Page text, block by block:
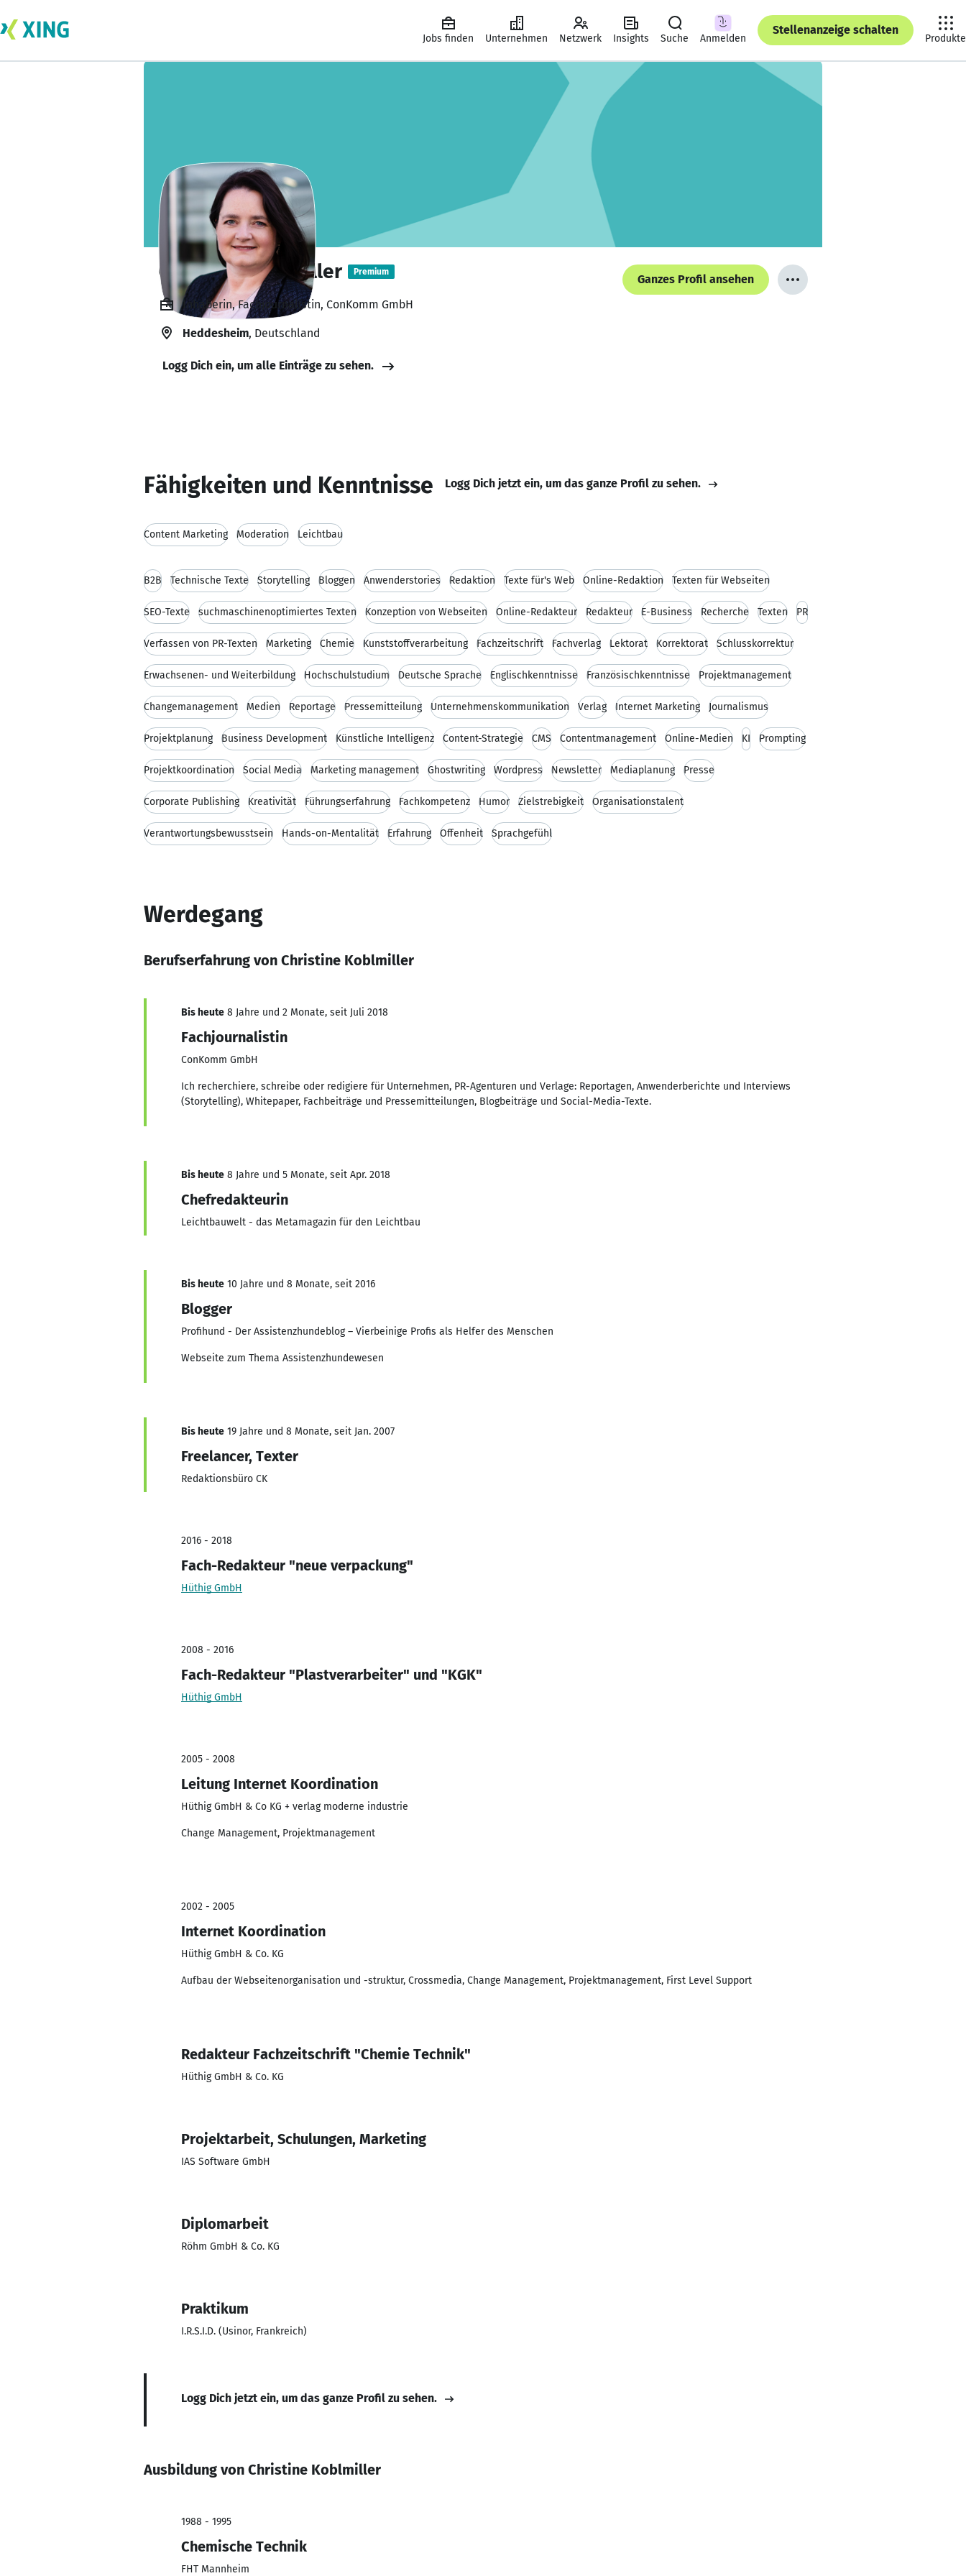
Jobs finden Unternehmen Netzwerk Insights Suche Anmelden
Stellenanzeige schalten
Produkte
Christine Koblmiller Premium
Ganzes Profil ansehen
Inhaberin, Fachjournalistin, ConKomm GmbH
Heddesheim, Deutschland
Logg Dich ein, um alle Einträge zu sehen.
Fähigkeiten und Kenntnisse Logg Dich jetzt ein, um das ganze Profil zu sehen.
Content Marketing Moderation Leichtbau
B2B Technische Texte Storytelling Bloggen Anwenderstories Redaktion Texte für's Web Online-Redaktion Texten für Webseiten
SEO-Texte suchmaschinenoptimiertes Texten Konzeption von Webseiten Online-Redakteur Redakteur E-Business Recherche Texten PR
Verfassen von PR-Texten Marketing Chemie Kunststoffverarbeitung Fachzeitschrift Fachverlag Lektorat Korrektorat Schlusskorrektur
Erwachsenen- und Weiterbildung Hochschulstudium Deutsche Sprache Englischkenntnisse Französischkenntnisse Projektmanagement
Changemanagement Medien Reportage Pressemitteilung Unternehmenskommunikation Verlag Internet Marketing Journalismus
Projektplanung Business Development Künstliche Intelligenz Content-Strategie CMS Contentmanagement Online-Medien KI Prompting
Projektkoordination Social Media Marketing management Ghostwriting Wordpress Newsletter Mediaplanung Presse
Corporate Publishing Kreativität Führungserfahrung Fachkompetenz Humor Zielstrebigkeit Organisationstalent
Verantwortungsbewusstsein Hands-on-Mentalität Erfahrung Offenheit Sprachgefühl
Werdegang
Berufserfahrung von Christine Koblmiller
Bis heute 8 Jahre und 2 Monate, seit Juli 2018
Fachjournalistin
ConKomm GmbH
Ich recherchiere, schreibe oder redigiere für Unternehmen, PR-Agenturen und Verlage: Reportagen, Anwenderberichte und Interviews
(Storytelling), Whitepaper, Fachbeiträge und Pressemitteilungen, Blogbeiträge und Social-Media-Texte.
Bis heute 8 Jahre und 5 Monate, seit Apr. 2018
Chefredakteurin
Leichtbauwelt - das Metamagazin für den Leichtbau
Bis heute 10 Jahre und 8 Monate, seit 2016
Blogger
Profihund - Der Assistenzhundeblog – Vierbeinige Profis als Helfer des Menschen
Webseite zum Thema Assistenzhundewesen
Bis heute 19 Jahre und 8 Monate, seit Jan. 2007
Freelancer, Texter
Redaktionsbüro CK
2016 - 2018
Fach-Redakteur "neue verpackung"
Hüthig GmbH
2008 - 2016
Fach-Redakteur "Plastverarbeiter" und "KGK"
Hüthig GmbH
2005 - 2008
Leitung Internet Koordination
Hüthig GmbH & Co KG + verlag moderne industrie
Change Management, Projektmanagement
2002 - 2005
Internet Koordination
Hüthig GmbH & Co. KG
Aufbau der Webseitenorganisation und -struktur, Crossmedia, Change Management, Projektmanagement, First Level Support
Redakteur Fachzeitschrift "Chemie Technik"
Hüthig GmbH & Co. KG
Projektarbeit, Schulungen, Marketing
IAS Software GmbH
Diplomarbeit
Röhm GmbH & Co. KG
Praktikum
I.R.S.I.D. (Usinor, Frankreich)
Logg Dich jetzt ein, um das ganze Profil zu sehen.
Ausbildung von Christine Koblmiller
1988 - 1995
Chemische Technik
FHT Mannheim